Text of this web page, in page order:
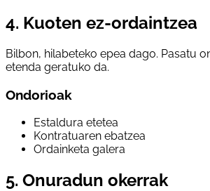
4. Kuoten ez-ordaintzea
Bilbon, hilabeteko epea dago. Pasatu
etenda geratuko da.
Ondorioak
Estaldura etetea
Kontratuaren ebatzea
Ordainketa galera
5. Onuradun okerrak